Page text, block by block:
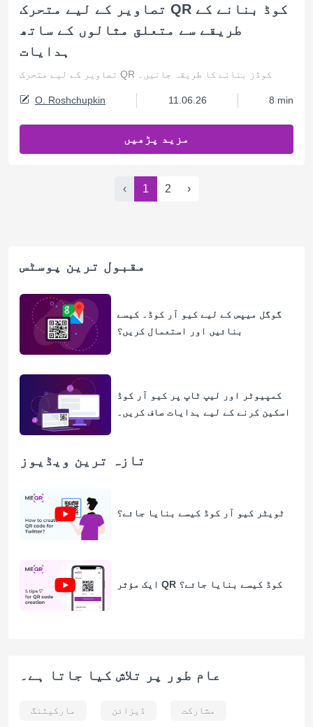
تصاویر کے لیے متحرک QR کوڈ بنانے کے
طریقے سے متعلق مثالوں کے ساتھ
ہدایات
تصاویر کے لیے متحرک QR کوڈز بنانے کا طریقہ جانیں۔
O. Roshchupkin 11.06.26 8 min
مزید پڑھیں
‹ 1 2 ›
مقبول ترین پوسٹس
گوگل میپس کے لیے کیو آر کوڈ۔ کیسے
بنائیں اور استعمال کریں؟
کمپیوٹر اور لیپ ٹاپ پر کیو آر کوڈ
اسکین کرنے کے لیے ہدایات صاف کریں۔
تازہ ترین ویڈیوز
ٹویٹر کیو آر کوڈ کیسے بنایا جائے؟
ایک مؤثر QR کوڈ کیسے بنایا جائے؟
عام طور پر تلاش کیا جاتا ہے۔
مارکیٹنگ ڈیزائن مشارکت